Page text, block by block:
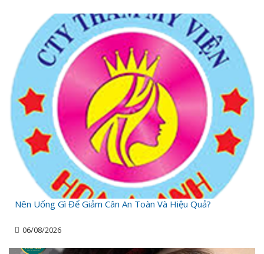
Nên Uống Gì Để Giảm Cân An Toàn Và Hiệu Quả?
06/08/2026